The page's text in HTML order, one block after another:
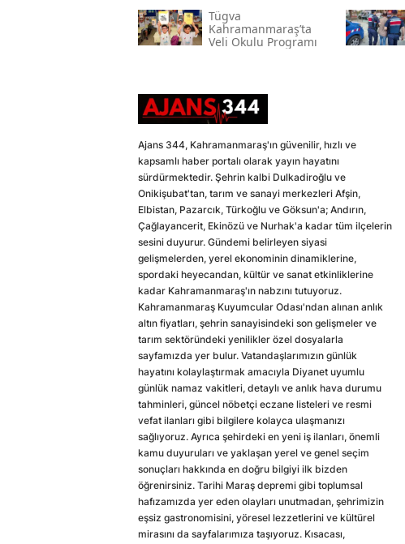
Tügva
Kahramanmaraş’ta
Veli Okulu Programı
Ajans 344, Kahramanmaraş'ın güvenilir, hızlı ve
kapsamlı haber portalı olarak yayın hayatını
sürdürmektedir. Şehrin kalbi Dulkadiroğlu ve
Onikişubat'tan, tarım ve sanayi merkezleri Afşin,
Elbistan, Pazarcık, Türkoğlu ve Göksun'a; Andırın,
Çağlayancerit, Ekinözü ve Nurhak'a kadar tüm ilçelerin
sesini duyurur. Gündemi belirleyen siyasi
gelişmelerden, yerel ekonominin dinamiklerine,
spordaki heyecandan, kültür ve sanat etkinliklerine
kadar Kahramanmaraş'ın nabzını tutuyoruz.
Kahramanmaraş Kuyumcular Odası'ndan alınan anlık
altın fiyatları, şehrin sanayisindeki son gelişmeler ve
tarım sektöründeki yenilikler özel dosyalarla
sayfamızda yer bulur. Vatandaşlarımızın günlük
hayatını kolaylaştırmak amacıyla Diyanet uyumlu
günlük namaz vakitleri, detaylı ve anlık hava durumu
tahminleri, güncel nöbetçi eczane listeleri ve resmi
vefat ilanları gibi bilgilere kolayca ulaşmanızı
sağlıyoruz. Ayrıca şehirdeki en yeni iş ilanları, önemli
kamu duyuruları ve yaklaşan yerel ve genel seçim
sonuçları hakkında en doğru bilgiyi ilk bizden
öğrenirsiniz. Tarihi Maraş depremi gibi toplumsal
hafızamızda yer eden olayları unutmadan, şehrimizin
eşsiz gastronomisini, yöresel lezzetlerini ve kültürel
mirasını da sayfalarımıza taşıyoruz. Kısacası,